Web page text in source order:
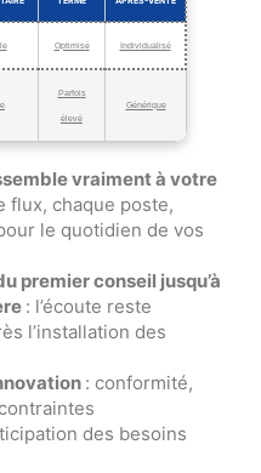
Optimisé Individualisé
Parfois
élevé
Générique
vraiment à votre
flux, chaque poste,
le quotidien de vos
premier conseil jusqu’à
: l’écoute reste
l’installation des
: conformité,
des besoins